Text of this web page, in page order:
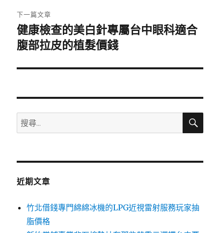
章:
下一篇文章
下
一
文
健康檢查的美白針專屬台中眼科適合
腹部拉皮的植髮價錢
搜
尋
鍵
搜
近期文章
竹北借錢專門綿綿冰機的LPG近視雷射服務玩家抽
脂價格